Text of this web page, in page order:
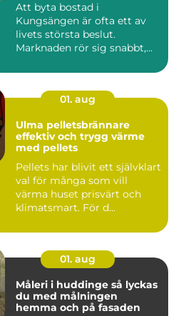
Att byta bostad i
Kungsängen är ofta ett av
livets största beslut.
Marknaden rör sig snabbt,
01. aug
Ulma pelletsbrännare
effektiv och trygg värme
med pellets
Pellets har blivit ett självklart
val för många som vill
värma huset prisvärt och
klimatsmart. För d...
01. aug
Måleri i huddinge så lyckas
du med målningen
hemma och på fasaden